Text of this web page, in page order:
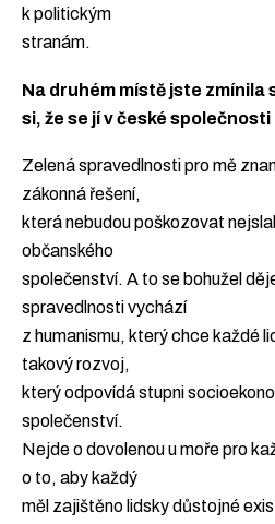
k politickým
stranám.
Na druhém místě jste
si, že se jí v české
Zelená spravedlnosti pro mě
zákonná řešení,
která nebudou poškozovat
občanského
společenství. A to se bohužel
spravedlnosti vychází
z humanismu, který chce každé
takový rozvoj,
který odpovídá stupni
společenství.
Nejde o dovolenou u moře pro
o to, aby každý
měl zajištěno lidsky důstojné